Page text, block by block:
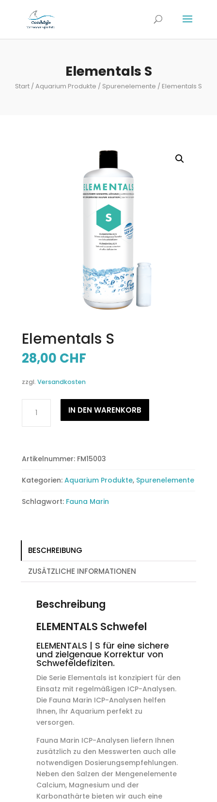
Elementals S
Start /Aquarium Produkte / Spurenelemente / Elementals S
Elementals S
28,00 CHF
zzgl. Versandkosten
Menge
IN DEN WARENKORB
Artikelnummer: FM15003
Kategorien: Aquarium Produkte, Spurenelemente
Schlagwort: Fauna Marin
BESCHREIBUNG
ZUSÄTZLICHE INFORMATIONEN
Beschreibung
ELEMENTALS Schwefel
ELEMENTALS | S für eine sichere
und zielgenaue Korrektur von
Schwefeldefiziten.
Die Serie Elementals ist konzipiert für den
Einsatz mit regelmäßigen ICP-Analysen.
Die Fauna Marin ICP-Analysen helfen
Ihnen, Ihr Aquarium perfekt zu
versorgen.
Fauna Marin ICP-Analysen liefern Ihnen
zusätzlich zu den Messwerten auch alle
notwendigen Dosierungsempfehlungen.
Neben den Salzen der Mengenelemente
Calcium, Magnesium und der
Karbonathärte bieten wir auch eine